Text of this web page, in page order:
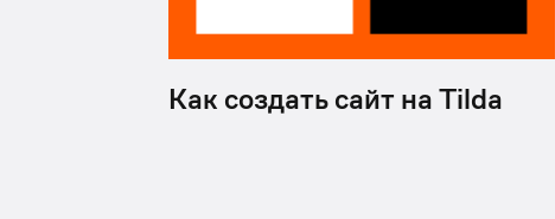
Как создать сайт на Tilda